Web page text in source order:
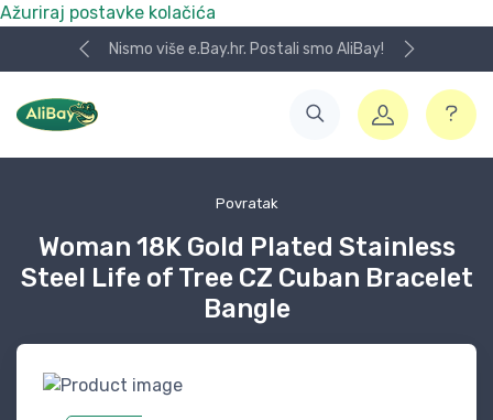
Ažuriraj postavke kolačića
Nismo više e.Bay.hr. Postali smo AliBay!
Povratak
Woman 18K Gold Plated Stainless
Steel Life of Tree CZ Cuban Bracelet
Bangle